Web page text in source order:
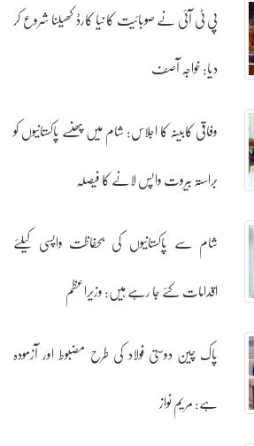
پی ٹی آئی نے صوبائیت کا نیا کارڈ کھیلنا شروع کر
دیا: خواجہ آصف
وفاقی کابینہ کا اجلاس: شام میں پھنسے پاکستانیوں کو
براستہ بیروت واپس لانے کا فیصلہ
شام سے پاکستانیوں کی بحفاظت واپسی کیلئے
اقدامات کئے جا رہے ہیں: وزیراعظم
پاک چین دوستی فولاد کی طرح مضبوط اور آزمودہ
ہے: مریم نواز